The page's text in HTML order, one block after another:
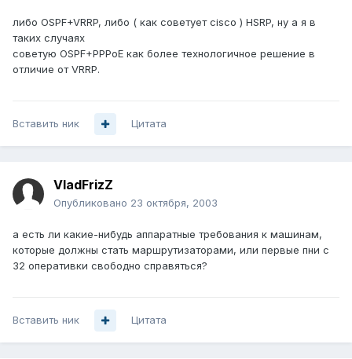
либо OSPF+VRRP, либо ( как советует cisco ) HSRP, ну а я в
таких случаях
советую OSPF+PPPoE как более технологичное решение в
отличие от VRRP.
Вставить ник Цитата
VladFrizZ
Опубликовано 23 октября, 2003
а есть ли какие-нибудь аппаратные требования к машинам,
которые должны стать маршрутизаторами, или первые пни с
32 оперативки свободно справяться?
Вставить ник Цитата